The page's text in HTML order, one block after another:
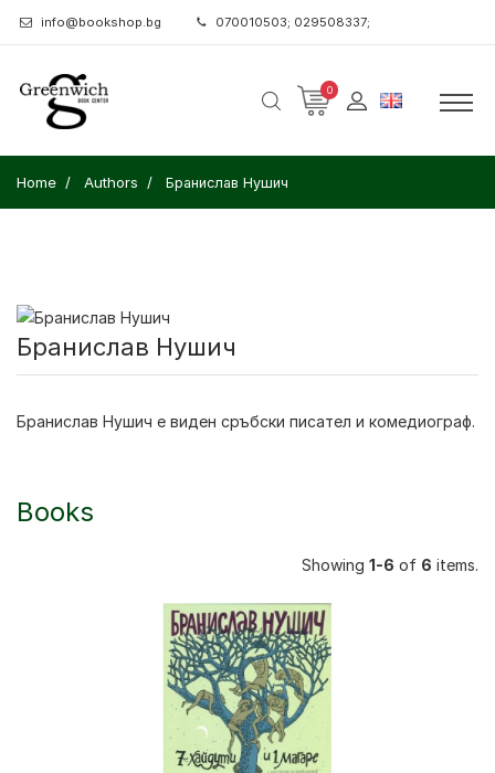
info@bookshop.bg 070010503; 029508337;
0
Home Authors Бранислав Нушич
Бранислав Нушич
Бранислав Нушич е виден сръбски писател и комедиограф.
Books
Showing 1-6 of 6 items.